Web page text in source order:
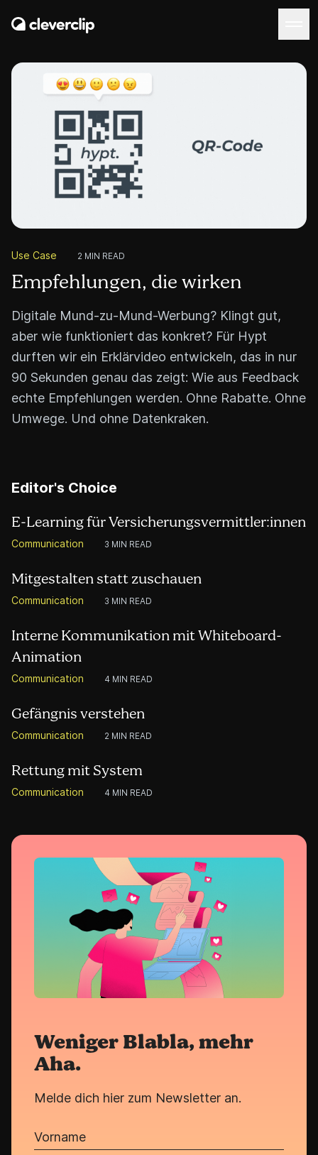
Use Case 2 MIN READ
Empfehlungen, die wirken
Digitale Mund-zu-Mund-Werbung? Klingt gut,
aber wie funktioniert das konkret? Für Hypt
durften wir ein Erklärvideo entwickeln, das in nur
90 Sekunden genau das zeigt: Wie aus Feedback
echte Empfehlungen werden. Ohne Rabatte. Ohne
Umwege. Und ohne Datenkraken.
Editor's Choice
E-Learning für Versicherungsvermittler:innen
Communication 3 MIN READ
Mitgestalten statt zuschauen
Communication 3 MIN READ
Interne Kommunikation mit Whiteboard-
Animation
Communication 4 MIN READ
Gefängnis verstehen
Communication 2 MIN READ
Rettung mit System
Communication 4 MIN READ
Weniger Blabla, mehr
Aha.
Melde dich hier zum Newsletter an.
Vorname